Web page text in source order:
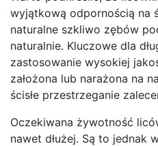
wyjątkową odpornością na
naturalne szkliwo zębów
naturalnie. Kluczowe dla
zastosowanie wysokiej
założona lub narażona na
ścisłe przestrzeganie
Oczekiwana żywotność
nawet dłużej. Są to